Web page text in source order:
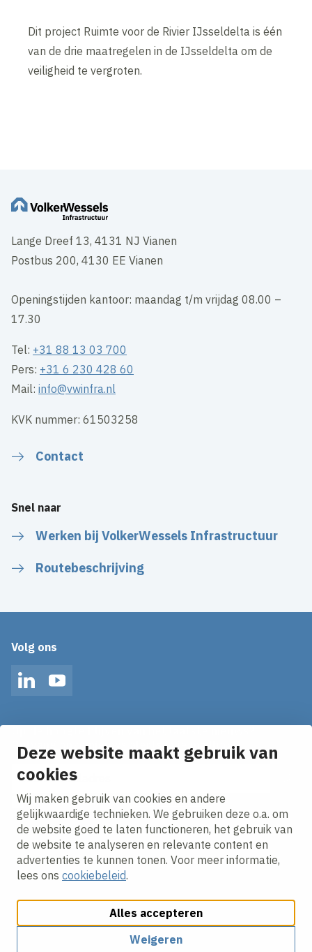
Deze website maakt gebruik van
cookies
Wij maken gebruik van cookies en andere
gelijkwaardige technieken. We gebruiken deze o.a. om
de website goed te laten functioneren, het gebruik van
de website te analyseren en relevante content en
advertenties te kunnen tonen. Voor meer informatie,
lees ons cookiebeleid.
Alles accepteren
Weigeren
Dit project Ruimte voor de Rivier IJsseldelta is één
van de drie maatregelen in de IJsseldelta om de
veiligheid te vergroten.
Lange Dreef 13, 4131 NJ Vianen
Postbus 200, 4130 EE Vianen
Openingstijden kantoor: maandag t/m vrijdag 08.00 –
17.30
Tel: +31 88 13 03 700
Pers: +31 6 230 428 60
Mail:info@vwinfra.nl
KVK nummer: 61503258
Contact
Snel naar
Werken bij VolkerWessels Infrastructuur
Routebeschrijving
Volg ons
LinkedInYouTube
Ontvang onze nieuws alerts in je mailbox!
E-mailadres
Ik ga akkoord met hetprivacy statement.
Cookies aanpassenCookie beleidPrivacy policy